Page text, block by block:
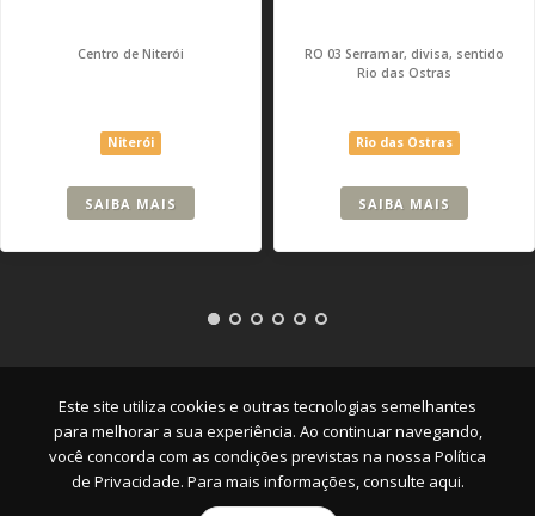
Este site utiliza cookies e outras tecnologias semelhantes
para melhorar a sua experiência. Ao continuar navegando,
você concorda com as condições previstas na nossa Política
de Privacidade. Para mais informações, consulte aqui.
Centro de Niterói
Niterói
SAIBA MAIS
RO 03 Serramar, divisa, sentido
Rio das Ostras
Rio das Ostras
SAIBA MAIS
Empresa|Serviços|Pontos|Contato